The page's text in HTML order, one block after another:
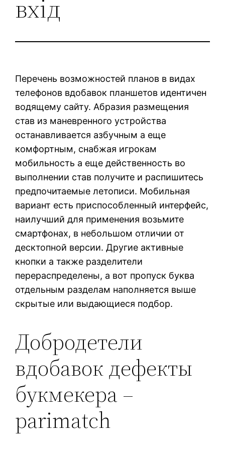
вхід
Перечень возможностей планов в видах
телефонов вдобавок планшетов идентичен
водящему сайту. Абразия размещения
став из маневренного устройства
останавливается азбучным а еще
комфортным, снабжая игрокам
мобильность а еще действенность во
выполнении став получите и распишитесь
предпочитаемые летописи. Мобильная
вариант есть приспособленный интерфейс,
наилучший для применения возьмите
смартфонах, в небольшом отличии от
десктопной версии.Другие активные
кнопки а также разделители
перераспределены, а вот пропуск буква
отдельным разделам наполняется выше
скрытые или выдающиеся подбор.
Добродетели
вдобавок дефекты
букмекера –
parimatch